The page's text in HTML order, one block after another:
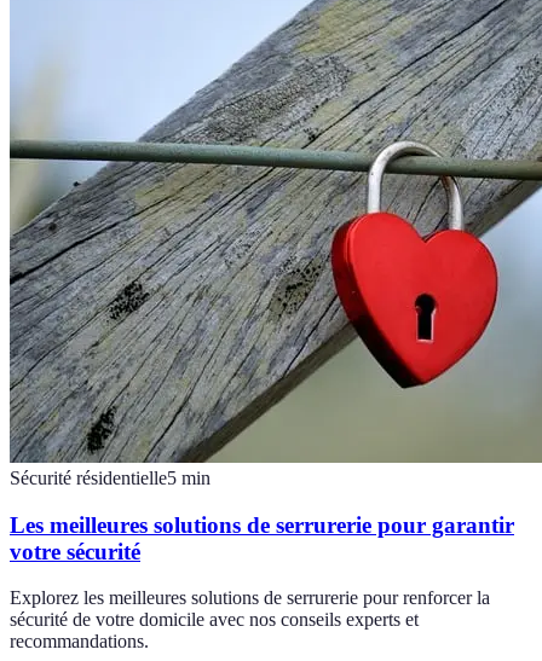
Sécurité résidentielle5 min
Les meilleures solutions de serrurerie pour garantir
votre sécurité
Explorez les meilleures solutions de serrurerie pour renforcer la
sécurité de votre domicile avec nos conseils experts et
recommandations.